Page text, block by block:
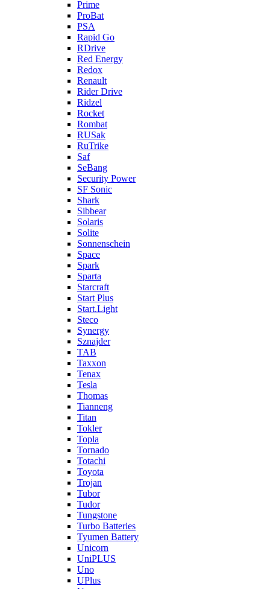
Prime
ProBat
PSA
Rapid Go
RDrive
Red Energy
Redox
Renault
Rider Drive
Ridzel
Rocket
Rombat
RUSak
RuTrike
Saf
SeBang
Security Power
SF Sonic
Shark
Sibbear
Solaris
Solite
Sonnenschein
Space
Spark
Sparta
Starcraft
Start Plus
Start.Light
Steco
Synergy
Sznajder
TAB
Taxxon
Tenax
Tesla
Thomas
Tianneng
Titan
Tokler
Topla
Tornado
Totachi
Toyota
Trojan
Tubor
Tudor
Tungstone
Turbo Batteries
Tyumen Battery
Unicorn
UniPLUS
Uno
UPlus